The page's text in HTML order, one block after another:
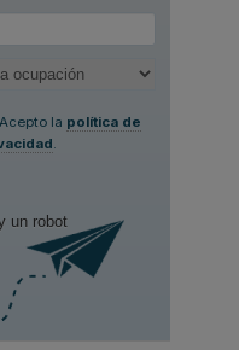
Acepto la política de
.
un robot